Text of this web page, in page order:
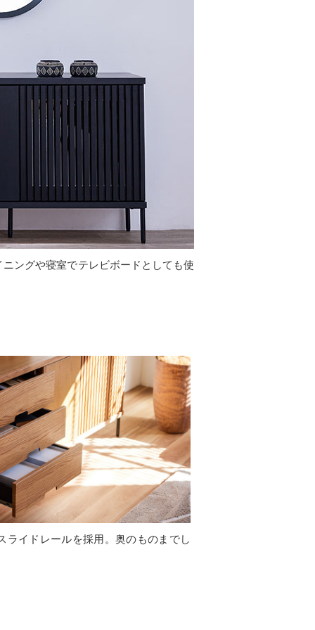
ングや寝室でテレビボードとしても使
ライドレールを採用。奥のものまでし